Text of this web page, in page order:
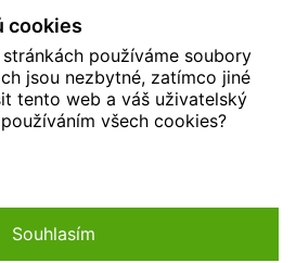
cookies
používáme soubory
jsou nezbytné, zatímco jiné
tento web a váš uživatelský
všech cookies?
Souhlasím